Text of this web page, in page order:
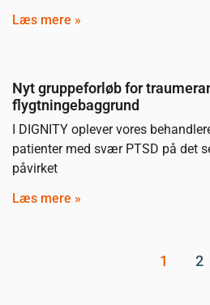
Læs mere »
Nyt gruppeforløb for
flygtningebaggrund
I DIGNITY oplever vores
patienter med svær PTSD på det
påvirket
Læs mere »
1 2